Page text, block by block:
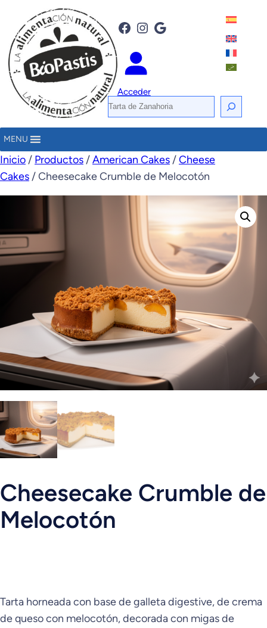
Facebook Instagram Google
Acceder
B
u
c
MENU
Inicio / Productos /American Cakes /Cheese
Cakes / Cheesecake Crumble de Melocotón
Cheesecake Crumble de
Melocotón
Tarta horneada con base de galleta digestive, de crema
de queso con melocotón, decorada con migas de